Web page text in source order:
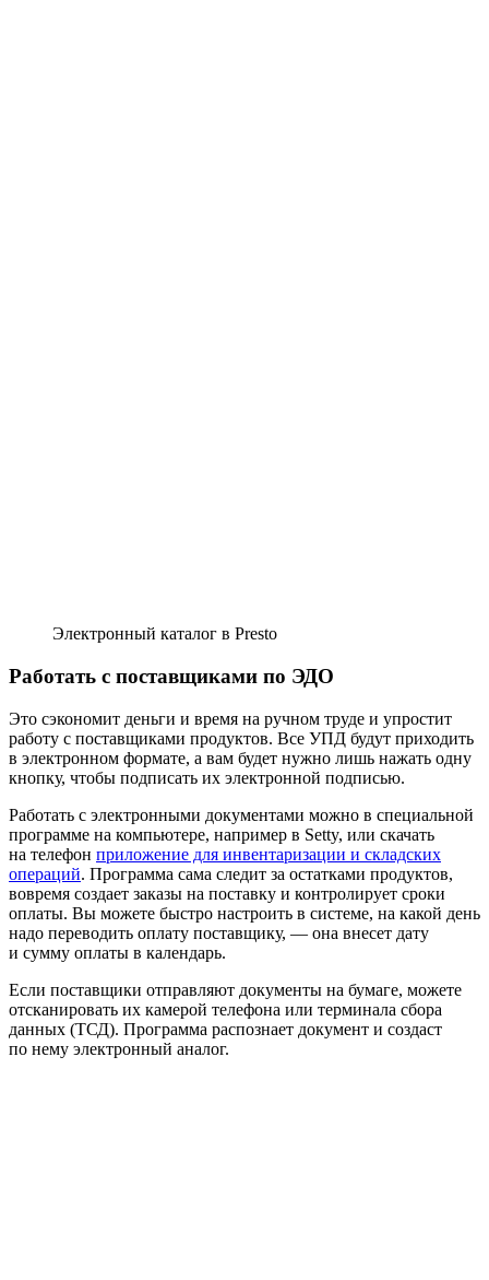
Электронный каталог в Presto
Работать с поставщиками по ЭДО
Это сэкономит деньги и время на ручном труде и упростит
работу с поставщиками продуктов. Все УПД будут приходить
в электронном формате, а вам будет нужно лишь нажать одну
кнопку, чтобы подписать их электронной подписью.
Работать с электронными документами можно в специальной
программе на компьютере, например в Setty, или скачать
на телефон приложение для инвентаризации и складских
операций. Программа сама следит за остатками продуктов,
вовремя создает заказы на поставку и контролирует сроки
оплаты. Вы можете быстро настроить в системе, на какой день
надо переводить оплату поставщику, — она внесет дату
и сумму оплаты в календарь.
Если поставщики отправляют документы на бумаге, можете
отсканировать их камерой телефона или терминала сбора
данных (ТСД). Программа распознает документ и создаст
по нему электронный аналог.